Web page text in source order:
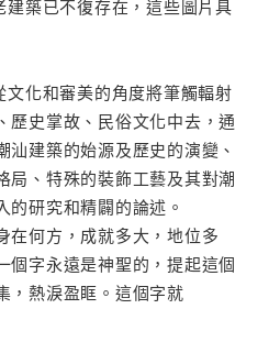
建築已不復存在，這些圖片具
文化和審美的角度將筆觸輻射
歷史掌故、民俗文化中去，通
汕建築的始源及歷史的演變、
局、特殊的裝飾工藝及其對潮
的研究和精闢的論述。
在何方，成就多大，地位多
個字永遠是神聖的，提起這個
，熱淚盈眶。這個字就